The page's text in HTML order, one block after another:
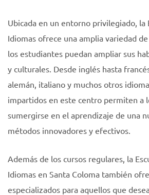
Ubicada en un entorno privilegiado, la
Idiomas ofrece una amplia variedad
los estudiantes puedan ampliar sus
y culturales. Desde inglés hasta
alemán, italiano y muchos otros
impartidos en este centro permiten a
sumergirse en el aprendizaje de una
métodos innovadores y efectivos.
Además de los cursos regulares, la
Idiomas en Santa Coloma también
especializados para aquellos que